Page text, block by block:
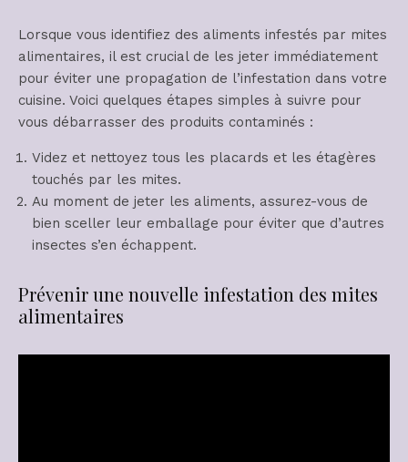
Lorsque vous identifiez des aliments infestés par mites
alimentaires, il est crucial de les jeter immédiatement
pour éviter une propagation de l’infestation dans votre
cuisine. Voici quelques étapes simples à suivre pour
vous débarrasser des produits contaminés :
Videz et nettoyez tous les placards et les étagères
touchés par les mites.
Au moment de jeter les aliments, assurez-vous de
bien sceller leur emballage pour éviter que d’autres
insectes s’en échappent.
Prévenir une nouvelle infestation des mites
alimentaires